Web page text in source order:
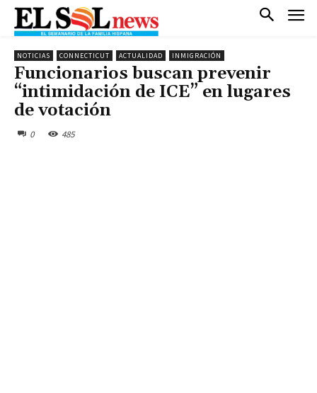
NOTICIAS CONNECTICUT ACTUALIDAD INMIGRACIÓN
Funcionarios buscan prevenir
“intimidación de ICE” en lugares
de votación
0 485